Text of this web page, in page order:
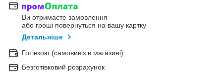
Ви отримаєте замовлення
або гроші повернуться на вашу картку
Детальніше
Готівкою (самовивіз в магазині)
Безготівковий розрахунок